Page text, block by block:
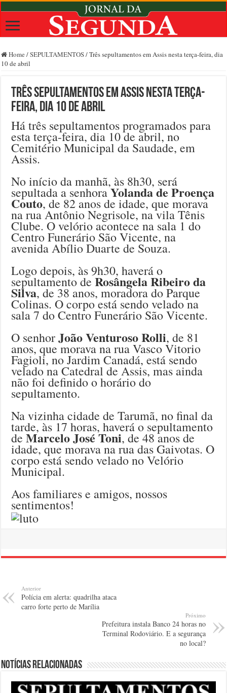
Home /SEPULTAMENTOS/Três sepultamentos em Assis nesta terça-feira, dia
10 de abril
Três sepultamentos em Assis nesta terça-
feira, dia 10 de abril
Há três sepultamentos programados para
esta terça-feira, dia 10 de abril, no
Cemitério Municipal da Saudade, em
Assis.
No início da manhã, às 8h30, será
sepultada a senhoraYolanda de Proença
Couto, de 82 anos de idade, que morava
na rua Antônio Negrisole, na vila Tênis
Clube. O velório acontece na sala 1 do
Centro Funerário São Vicente, na
avenida Abílio Duarte de Souza.
Logo depois, às 9h30, haverá o
sepultamento deRosângela Ribeiro da
Silva, de 38 anos, moradora do Parque
Colinas. O corpo está sendo velado na
sala 7 do Centro Funerário São Vicente.
O senhorJoão Venturoso Rolli, de 81
anos, que morava na rua Vasco Vitorio
Fagioli, no Jardim Canadá, está sendo
velado na Catedral de Assis, mas ainda
não foi definido o horário do
sepultamento.
Na vizinha cidade de Tarumã, no final da
tarde, às 17 horas, haverá o sepultamento
deMarcelo José Toni, de 48 anos de
idade, que morava na rua das Gaivotas. O
corpo está sendo velado no Velório
Municipal.
Aos familiares e amigos, nossos
sentimentos!
Anterior
Polícia em alerta: quadrilha ataca
carro forte perto de Marília
Próximo
Prefeitura instala Banco 24 horas no
Terminal Rodoviário. E a segurança
no local?
Notícias relacionadas